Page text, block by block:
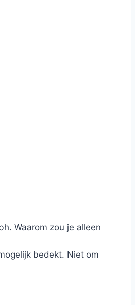
Waarom zou je alleen
bedekt. Niet om